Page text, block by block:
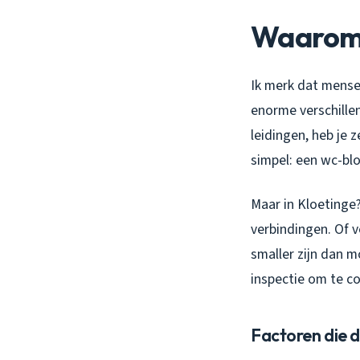
Ik merk dat
enorme
leidingen, heb je
simpel: een wc-
Maar in
verbindingen. Of
smaller zijn dan
inspectie om te
Factoren die